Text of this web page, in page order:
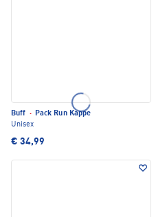
Buff · Pack Run Kappe
Unisex
€ 34,99